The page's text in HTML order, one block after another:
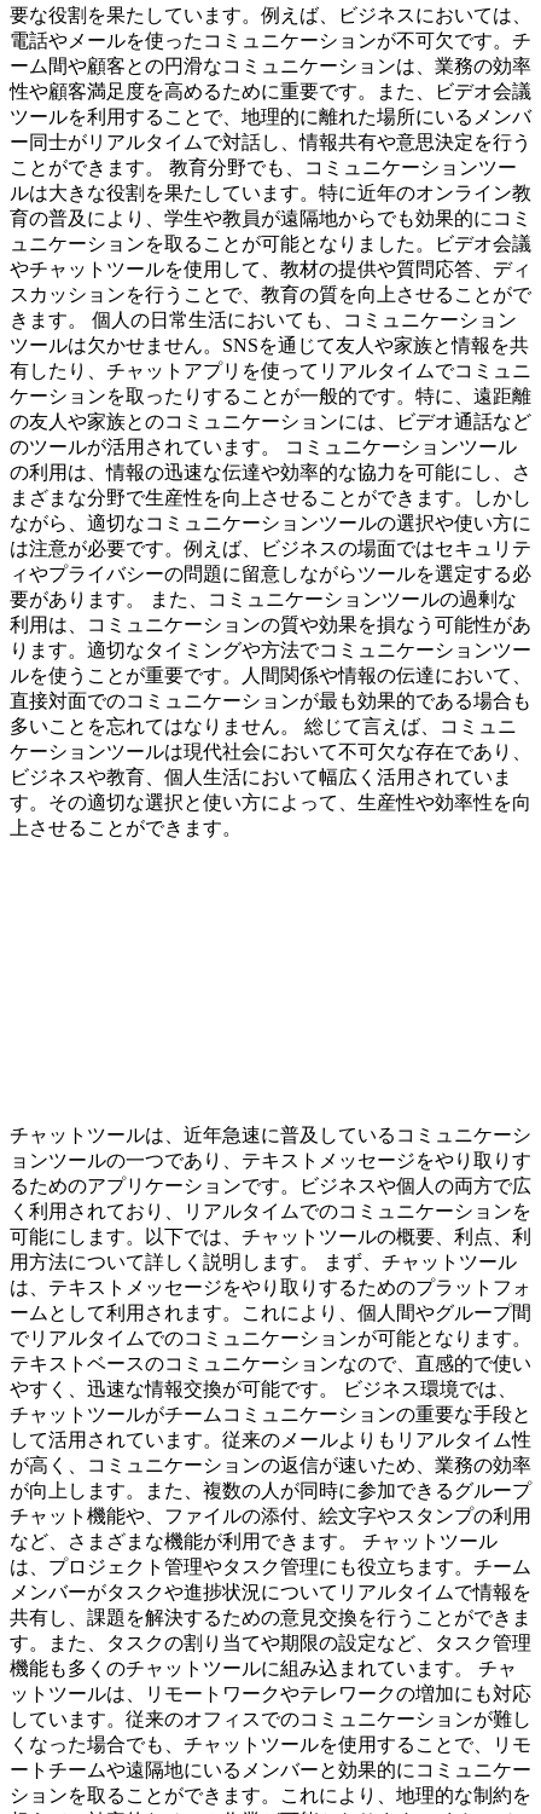
要な役割を果たしています。例えば、ビジネスにおいては、
電話やメールを使ったコミュニケーションが不可欠です。チ
ーム間や顧客との円滑なコミュニケーションは、業務の効率
性や顧客満足度を高めるために重要です。また、ビデオ会議
ツールを利用することで、地理的に離れた場所にいるメンバ
ー同士がリアルタイムで対話し、情報共有や意思決定を行う
ことができます。 教育分野でも、コミュニケーションツー
ルは大きな役割を果たしています。特に近年のオンライン教
育の普及により、学生や教員が遠隔地からでも効果的にコミ
ュニケーションを取ることが可能となりました。ビデオ会議
やチャットツールを使用して、教材の提供や質問応答、ディ
スカッションを行うことで、教育の質を向上させることがで
きます。 個人の日常生活においても、コミュニケーション
ツールは欠かせません。SNSを通じて友人や家族と情報を共
有したり、チャットアプリを使ってリアルタイムでコミュニ
ケーションを取ったりすることが一般的です。特に、遠距離
の友人や家族とのコミュニケーションには、ビデオ通話など
のツールが活用されています。 コミュニケーションツール
の利用は、情報の迅速な伝達や効率的な協力を可能にし、さ
まざまな分野で生産性を向上させることができます。しかし
ながら、適切なコミュニケーションツールの選択や使い方に
は注意が必要です。例えば、ビジネスの場面ではセキュリテ
ィやプライバシーの問題に留意しながらツールを選定する必
要があります。 また、コミュニケーションツールの過剰な
利用は、コミュニケーションの質や効果を損なう可能性があ
ります。適切なタイミングや方法でコミュニケーションツー
ルを使うことが重要です。人間関係や情報の伝達において、
直接対面でのコミュニケーションが最も効果的である場合も
多いことを忘れてはなりません。 総じて言えば、コミュニ
ケーションツールは現代社会において不可欠な存在であり、
ビジネスや教育、個人生活において幅広く活用されていま
す。その適切な選択と使い方によって、生産性や効率性を向
上させることができます。
チャットツールは、近年急速に普及しているコミュニケーシ
ョンツールの一つであり、テキストメッセージをやり取りす
るためのアプリケーションです。ビジネスや個人の両方で広
く利用されており、リアルタイムでのコミュニケーションを
可能にします。以下では、チャットツールの概要、利点、利
用方法について詳しく説明します。 まず、チャットツール
は、テキストメッセージをやり取りするためのプラットフォ
ームとして利用されます。これにより、個人間やグループ間
でリアルタイムでのコミュニケーションが可能となります。
テキストベースのコミュニケーションなので、直感的で使い
やすく、迅速な情報交換が可能です。 ビジネス環境では、
チャットツールがチームコミュニケーションの重要な手段と
して活用されています。従来のメールよりもリアルタイム性
が高く、コミュニケーションの返信が速いため、業務の効率
が向上します。また、複数の人が同時に参加できるグループ
チャット機能や、ファイルの添付、絵文字やスタンプの利用
など、さまざまな機能が利用できます。 チャットツール
は、プロジェクト管理やタスク管理にも役立ちます。チーム
メンバーがタスクや進捗状況についてリアルタイムで情報を
共有し、課題を解決するための意見交換を行うことができま
す。また、タスクの割り当てや期限の設定など、タスク管理
機能も多くのチャットツールに組み込まれています。 チャ
ットツールは、リモートワークやテレワークの増加にも対応
しています。従来のオフィスでのコミュニケーションが難し
くなった場合でも、チャットツールを使用することで、リモ
ートチームや遠隔地にいるメンバーと効果的にコミュニケー
ションを取ることができます。これにより、地理的な制約を